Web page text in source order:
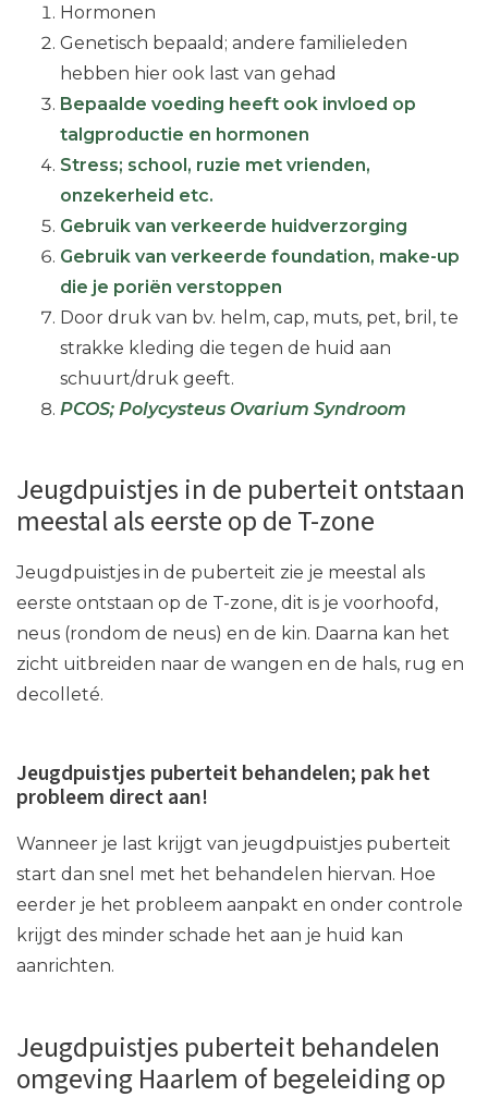
Hormonen
Genetisch bepaald; andere familieleden
hebben hier ook last van gehad
Bepaalde voeding heeft ook invloed op
talgproductie en hormonen
Stress; school, ruzie met vrienden,
onzekerheid etc.
Gebruik van verkeerde huidverzorging
Gebruik van verkeerde foundation, make-up
die je poriën verstoppen
Door druk van bv. helm, cap, muts, pet, bril, te
strakke kleding die tegen de huid aan
schuurt/druk geeft.
PCOS; Polycysteus Ovarium Syndroom
Jeugdpuistjes in de puberteit ontstaan
meestal als eerste op de T-zone
Jeugdpuistjes in de puberteit zie je meestal als
eerste ontstaan op de T-zone, dit is je voorhoofd,
neus (rondom de neus) en de kin. Daarna kan het
zicht uitbreiden naar de wangen en de hals, rug en
decolleté.
Jeugdpuistjes puberteit behandelen; pak het
probleem direct aan!
Wanneer je last krijgt van jeugdpuistjes puberteit
start dan snel met het behandelen hiervan. Hoe
eerder je het probleem aanpakt en onder controle
krijgt des minder schade het aan je huid kan
aanrichten.
Jeugdpuistjes puberteit behandelen
omgeving Haarlem of begeleiding op